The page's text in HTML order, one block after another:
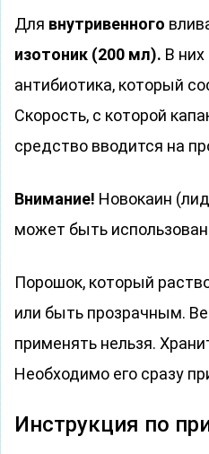
Для внутривенного
изотоник (200 мл). В
антибиотика, который
Скорость, с которой
средство вводится на
Внимание! Новокаин
может быть
Порошок, который
или быть прозрачным.
применять нельзя.
Необходимо его сразу
Инструкция по